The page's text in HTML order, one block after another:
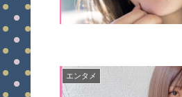
エンタメ